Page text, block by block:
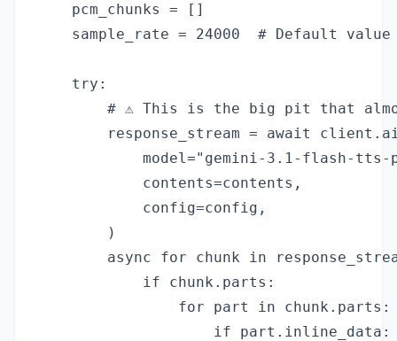
    pcm_chunks = []
    sample_rate = 24000  # Default value
    try:
# ⚠️ This is the big pit that
response_stream = await
model="gemini-3.1-flash-tts-
            contents=contents,
            config=config,
        )
async for chunk in
            if chunk.parts:
                for part in chunk.parts:
                    if part.inline_data: